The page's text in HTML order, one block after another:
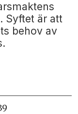
Syftet är att
behov av